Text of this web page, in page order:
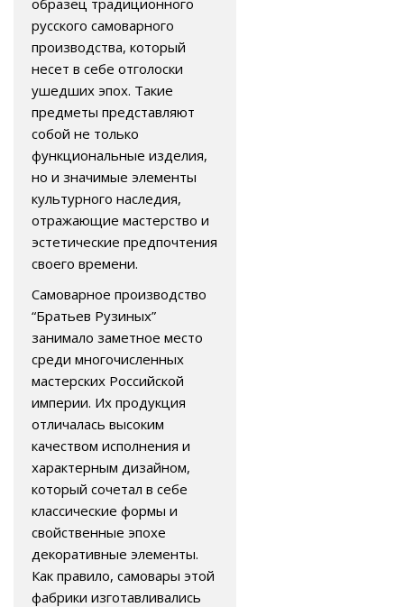
русского самоварного
производства, который
несет в себе отголоски
ушедших эпох. Такие
предметы представляют
собой не только
функциональные изделия,
но и значимые элементы
культурного наследия,
отражающие мастерство и
эстетические предпочтения
своего времени.
Самоварное производство
“Братьев Рузиных”
занимало заметное место
среди многочисленных
мастерских Российской
империи. Их продукция
отличалась высоким
качеством исполнения и
характерным дизайном,
который сочетал в себе
классические формы и
свойственные эпохе
декоративные элементы.
Как правило, самовары этой
фабрики изготавливались